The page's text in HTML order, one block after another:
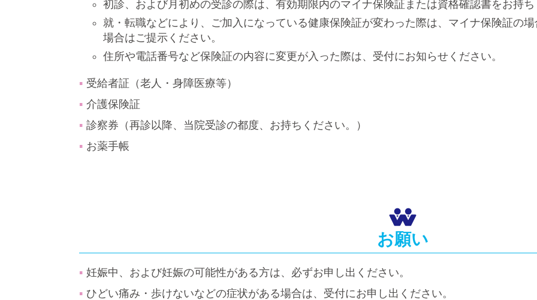
初診、および月初めの受診の際は、有効期限内のマイナ保険証または資格確認書をお持ち
就・転職などにより、ご加入になっている健康保険証が変わった際は、マイナ保険証の
場合はご提示ください。
住所や電話番号など保険証の内容に変更が入った際は、受付にお知らせください。
受給者証（老人・身障医療等）
介護保険証
診察券（再診以降、当院受診の都度、お持ちください。）
お薬手帳
お願い
妊娠中、および妊娠の可能性がある方は、必ずお申し出ください。
ひどい痛み・歩けないなどの症状がある場合は、受付にお申し出ください。